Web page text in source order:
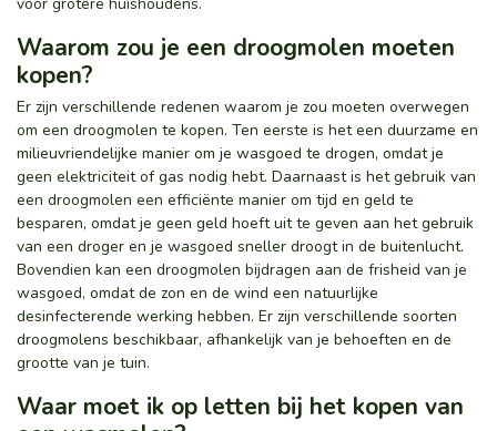
Waarom zou je een droogmolen moeten
kopen?
Er zijn verschillende redenen waarom je zou moeten overwegen
om een droogmolen te kopen. Ten eerste is het een duurzame en
milieuvriendelijke manier om je wasgoed te drogen, omdat je
geen elektriciteit of gas nodig hebt. Daarnaast is het gebruik van
een droogmolen een efficiënte manier om tijd en geld te
besparen, omdat je geen geld hoeft uit te geven aan het gebruik
van een droger en je wasgoed sneller droogt in de buitenlucht.
Bovendien kan een droogmolen bijdragen aan de frisheid van je
wasgoed, omdat de zon en de wind een natuurlijke
desinfecterende werking hebben. Er zijn verschillende soorten
droogmolens beschikbaar, afhankelijk van je behoeften en de
grootte van je tuin.
Waar moet ik op letten bij het kopen van